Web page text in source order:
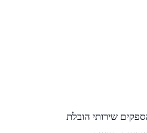
שירותי הובלת